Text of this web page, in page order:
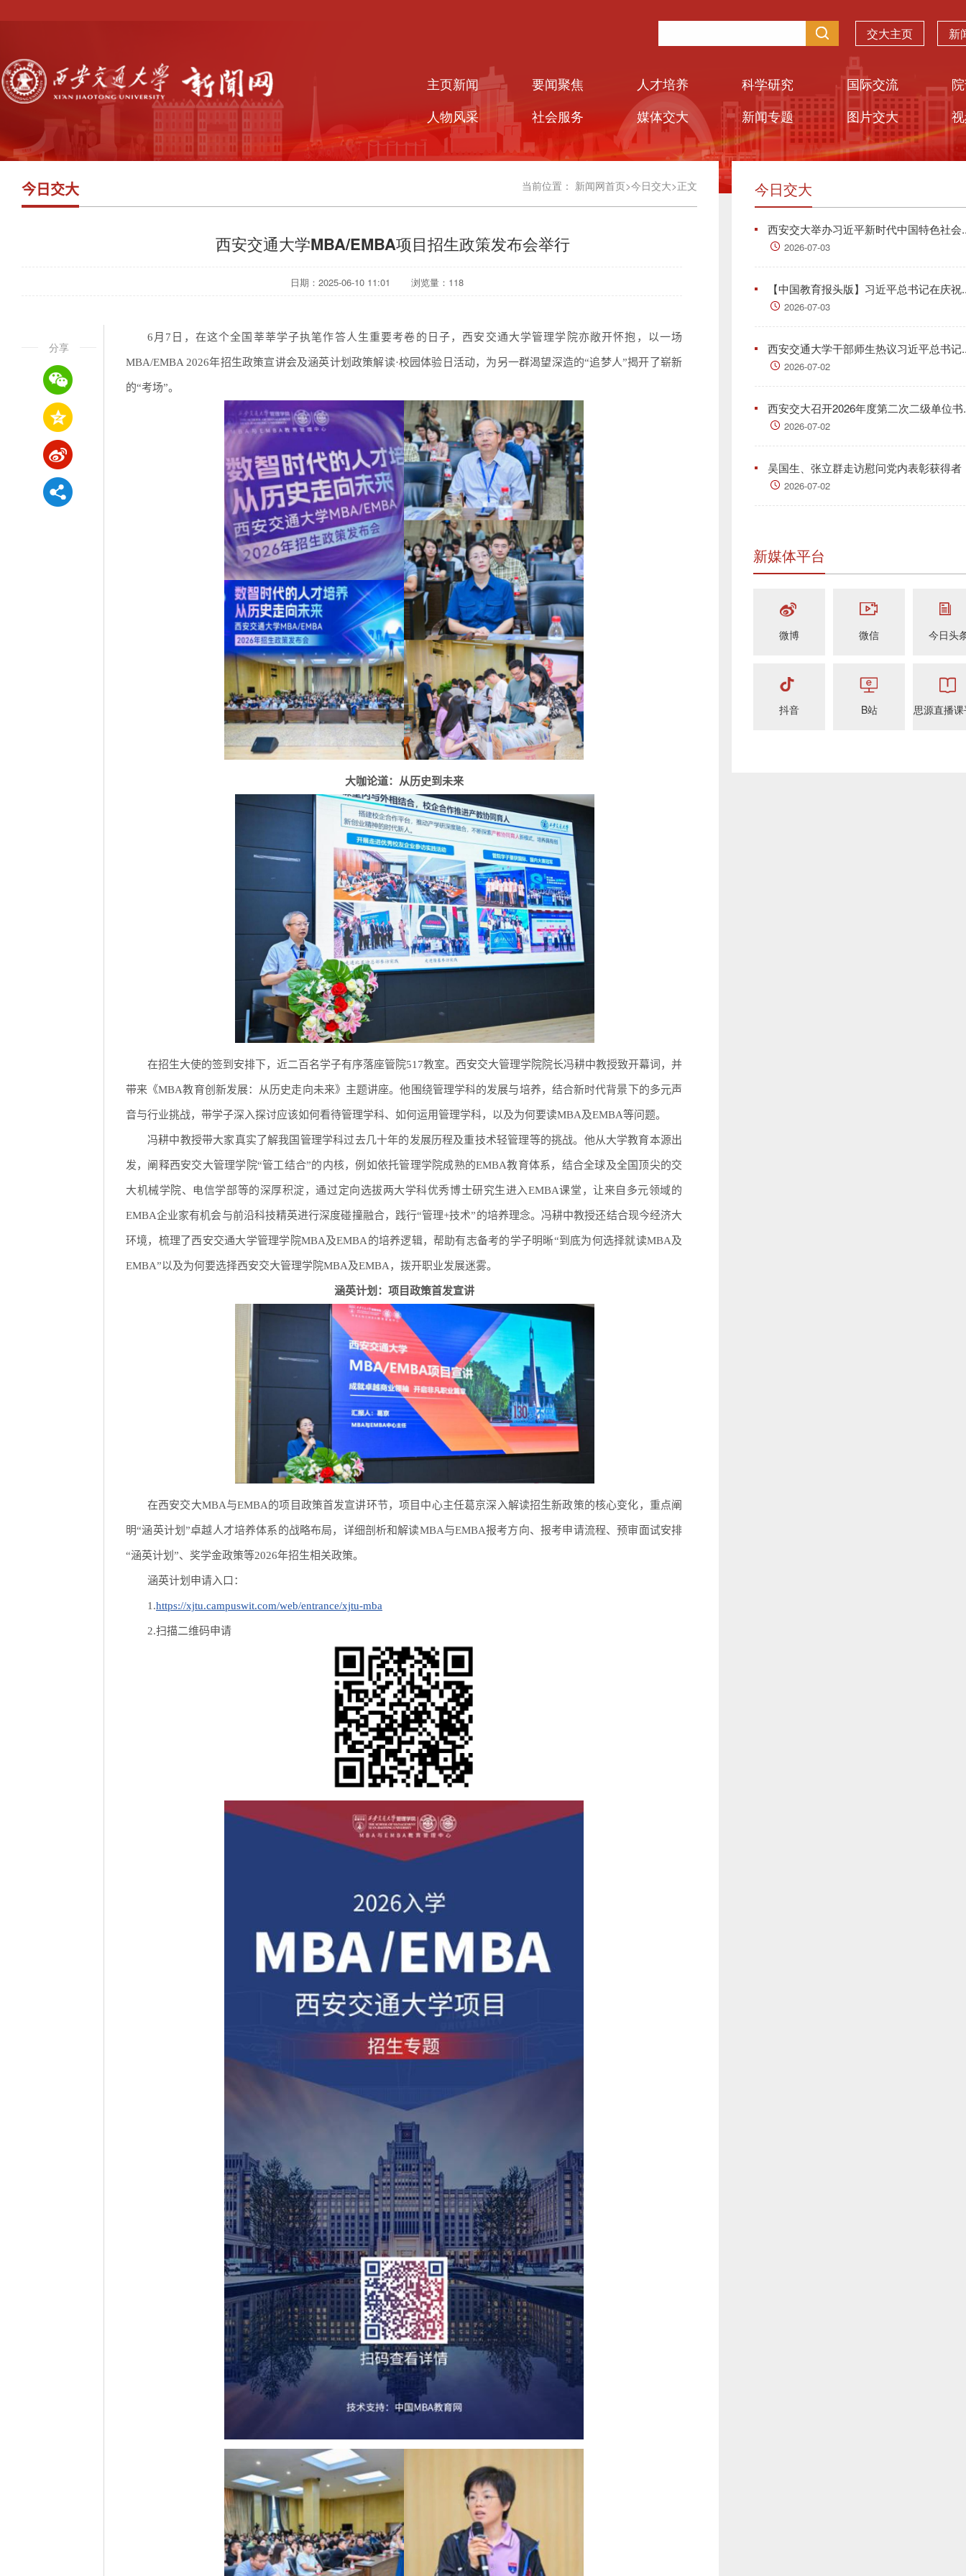
交大主页 新
主页新闻 要闻聚焦 人才培养 科学研究 国际交流
人物风采
社会服务 媒体交大 新闻专题 图片交大
当前位置： 新闻网首页>今日交大>正文
今日交大
分享
西安交通大学MBA/EMBA项目招生政策发布会举行
日期：2025-06-10 11:01 浏览量： 118
6月7日，在这个全国莘莘学子执笔作答人生重要考卷的日子，西安交通大学管理学院亦敞开怀抱，以一场
MBA/EMBA 2026年招生政策宣讲会及涵英计划政策解读·校园体验日活动，为另一群渴望深造的“追梦人”揭开了崭新
的“考场”。
大咖论道：从历史到未来
在招生大使的签到安排下，近二百名学子有序落座管院517教室。西安交大管理学院院长冯耕中教授致开幕词，并
带来《MBA教育创新发展：从历史走向未来》主题讲座。他围绕管理学科的发展与培养，结合新时代背景下的多元声
音与行业挑战，带学子深入探讨应该如何看待管理学科、如何运用管理学科，以及为何要读MBA及EMBA等问题。
冯耕中教授带大家真实了解我国管理学科过去几十年的发展历程及重技术轻管理等的挑战。他从大学教育本源出
发，阐释西安交大管理学院“管工结合”的内核，例如依托管理学院成熟的EMBA教育体系，结合全球及全国顶尖的交
大机械学院、电信学部等的深厚积淀，通过定向选拔两大学科优秀博士研究生进入EMBA课堂，让来自多元领域的
EMBA企业家有机会与前沿科技精英进行深度碰撞融合，践行“管理+技术”的培养理念。 冯耕中教授还结合现今经济大
环境，梳理了西安交通大学管理学院MBA及EMBA的培养逻辑，帮助有志备考的学子明晰“到底为何选择就读MBA及
EMBA”以及为何要选择西安交大管理学院MBA及EMBA，拨开职业发展迷雾。
涵英计划：项目政策首发宣讲
在西安交大MBA与EMBA的项目政策首发宣讲环节，项目中心主任葛京深入解读招生新政策的核心变化，重点阐
明“涵英计划”卓越人才培养体系的战略布局，详细剖析和解读MBA与EMBA报考方向、报考申请流程、预审面试安排
“涵英计划”、奖学金政策等2026年招生相关政策。
涵英计划申请入口：
1.https://xjtu.campuswit.com/web/entrance/xjtu-mba
2.扫描二维码申请
今日交大
西安交大举办习近平新时代中国特色社会
2026-07-03
【中国教育报头版】习近平总书记在庆祝
2026-07-03
西安交通大学干部师生热议习近平总书记
2026-07-02
西安交大召开2026年度第二次二级单位书
2026-07-02
吴国生、张立群走访慰问党内表彰获得者
2026-07-02
新媒体平台
微博 微信 今日头
抖音 B站 思源直播